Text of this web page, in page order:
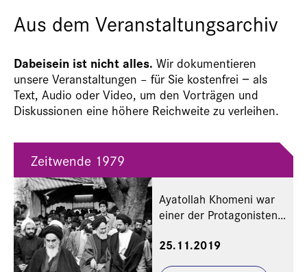
Aus dem Veranstaltungsarchiv
Dabeisein ist nicht alles. Wir dokumentieren
unsere Veranstaltungen – für Sie kostenfrei − als
Text, Audio oder Video, um den Vorträgen und
Diskussionen eine höhere Reichweite zu verleihen.
Zeitwende 1979
Ayatollah Khomeni war
einer der Protagonisten
Keystone Press/Alamy
Stock
25.11.2019